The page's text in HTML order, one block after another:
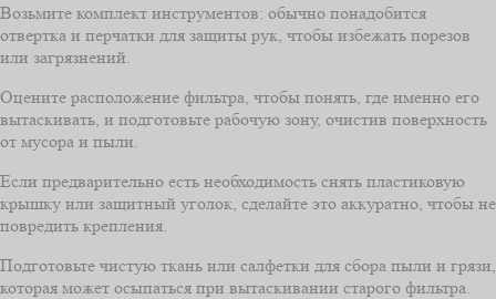
Возьмите комплект инструментов: обычно понадобится
отвертка и перчатки для защиты рук, чтобы избежать порезов
или загрязнений.
Оцените расположение фильтра, чтобы понять, где именно его
вытаскивать, и подготовьте рабочую зону, очистив поверхность
от мусора и пыли.
Если предварительно есть необходимость снять пластиковую
крышку или защитный уголок, сделайте это аккуратно, чтобы не
повредить крепления.
Подготовьте чистую ткань или салфетки для сбора пыли и грязи,
которая может осыпаться при вытаскивании старого фильтра.